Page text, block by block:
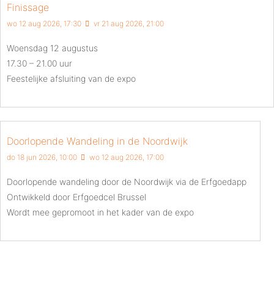
Finissage
wo 12 aug 2026, 17:30 vr 21 aug 2026, 21:00
Woensdag 12 augustus
17.30 – 21.00 uur
Feestelijke afsluiting van de expo
Doorlopende Wandeling in de Noordwijk
do 18 jun 2026, 10:00 wo 12 aug 2026, 17:00
Doorlopende wandeling door de Noordwijk via de Erfgoedapp
Ontwikkeld door Erfgoedcel Brussel
Wordt mee gepromoot in het kader van de expo